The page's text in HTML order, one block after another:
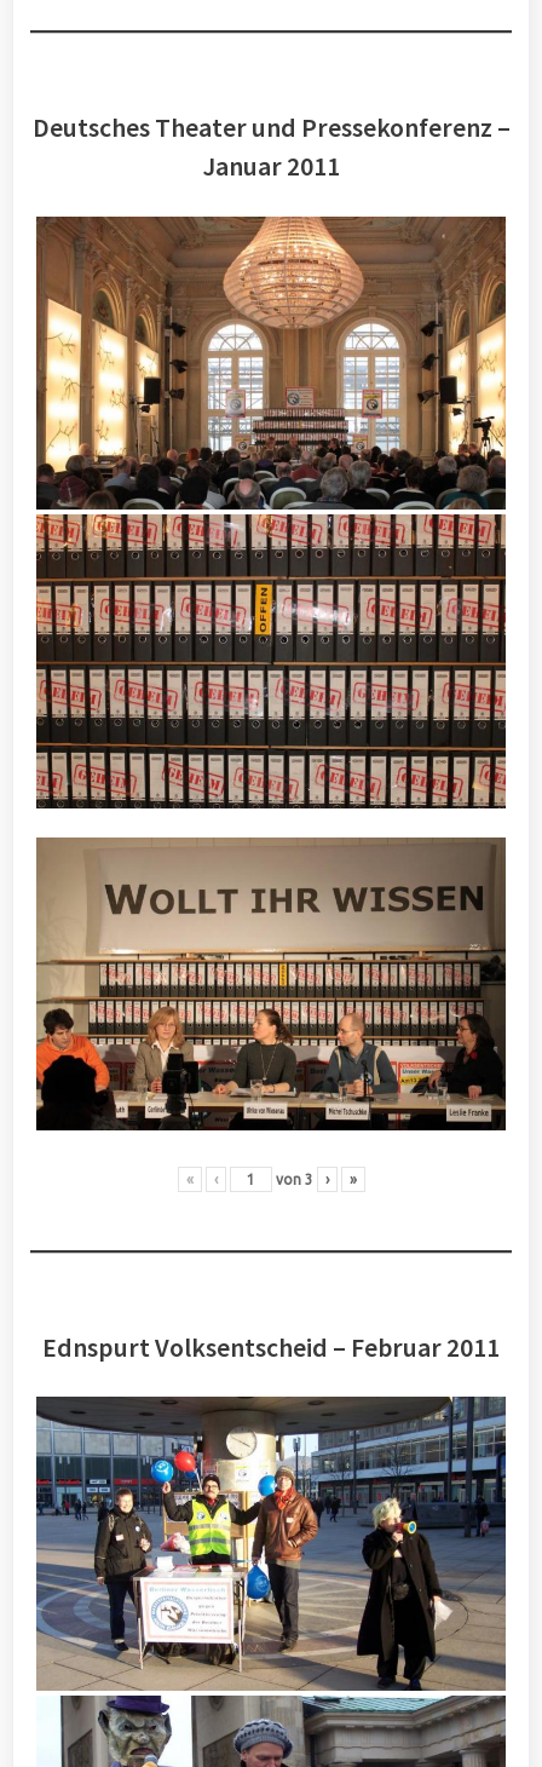
Deutsches Theater und Pressekonferenz –
Januar 2011
« ‹ von 3 › »
Ednspurt Volksentscheid – Februar 2011